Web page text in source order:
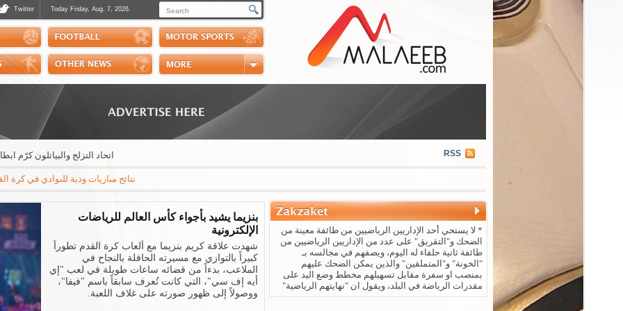
Twitter Today Friday, Aug. 7, 2026.
Polls
Scores
Handball
اتحاد التزلج والبياتلون كرّم ابطاله RSS
نتائج مباريات ودية للنوادي في كرة القدم: مايوركا - باريس سان جيرمان 3-0 * ريال بيتيس - ارسنال 3-1 * نابولي - اوساسونا 2-1
بنزيما يشيد بأجواء كأس العالم للرياضات
الإلكترونية
شهدت علاقة كريم بنزيما مع ألعاب كرة القدم تطوراً
كبيراً بالتوازي مع مسيرته الحافلة بالنجاح في
الملاعب، بدءاً من قضائه ساعات طويلة في لعب "إي
أيه إف سي"، التي كانت تُعرف سابقاً باسم "فيفا"،
ووصولاً إلى ظهور صورته على غلاف اللعبة.
* لا يستحي أحد الإداريين الرياضيين من طائفة معينة من
الضحك و"التقريق" على عدد من الإداريين الرياضيين من
طائفة ثانية حلفاء له اليوم، ويصفهم في مجالسه بـ
"الخونة" و"المتملقين" والذين يمكن الضحك عليهم
بمنصب او سفرة مقابل تسهيلهم مخطط وضع اليد على
مقدرات الرياضة في البلد، ويقول ان "نهايتهم الرياضية"